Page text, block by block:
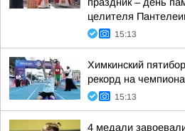
целителя
15:13
Химкинский
рекорд на
15:13
4 медали